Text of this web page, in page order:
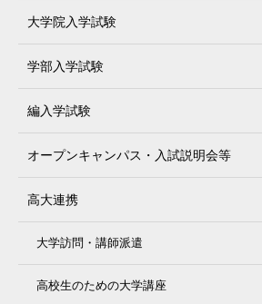
大学院入学試験
学部入学試験
編入学試験
オープンキャンパス・入試説明会等
高大連携
大学訪問・講師派遣
高校生のための大学講座